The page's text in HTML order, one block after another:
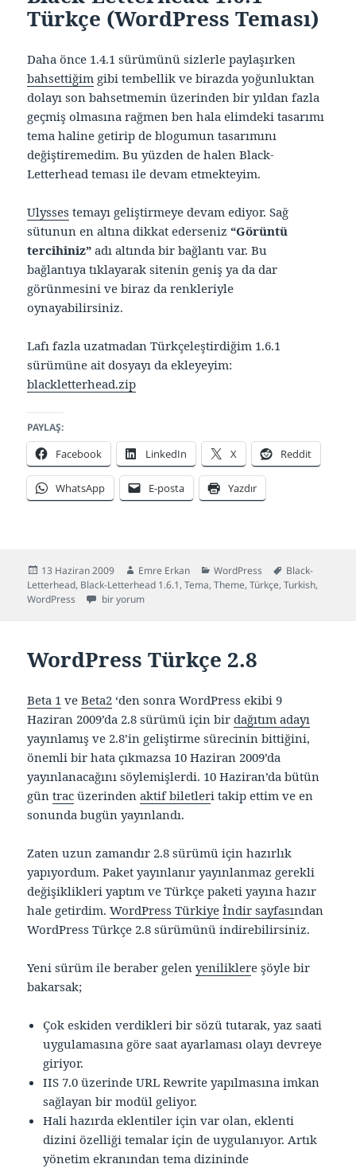
Türkçe (WordPress Teması)
Daha önce 1.4.1 sürümünü sizlerle paylaşırken
bahsettiğim gibi tembellik ve birazda yoğunluktan
dolayı son bahsetmemin üzerinden bir yıldan fazla
geçmiş olmasına rağmen ben hala elimdeki tasarımı
tema haline getirip de blogumun tasarımını
değiştiremedim. Bu yüzden de halen Black-
Letterhead teması ile devam etmekteyim.
Ulysses temayı geliştirmeye devam ediyor. Sağ
sütunun en altına dikkat ederseniz“Görüntü
tercihiniz” adı altında bir bağlantı var. Bu
bağlantıya tıklayarak sitenin geniş ya da dar
görünmesini ve biraz da renkleriyle
oynayabilirsiniz.
Lafı fazla uzatmadan Türkçeleştirdiğim 1.6.1
sürümüne ait dosyayı da ekleyeyim:
blackletterhead.zip
PAYLAŞ:
Facebook LinkedIn X Reddit
WhatsApp E-posta Yazdır
Yayın
tarihi
13 Haziran 2009 Yazar
Emre Erkan Kategoriler
WordPress Etiketler
Black-
Letterhead, Black-Letterhead 1.6.1,Tema,Theme,Türkçe,Turkish,
WordPress
Black-Letterhead 1.6.1 Türkçe (WordPress Teması) için
bir yorum
WordPress Türkçe 2.8
Beta 1 veBeta2 ‘den sonra WordPress ekibi 9
Haziran 2009’da 2.8 sürümü için birdağıtım adayı
yayınlamış ve 2.8’in geliştirme sürecinin bittiğini,
önemli bir hata çıkmazsa 10 Haziran 2009’da
yayınlanacağını söylemişlerdi. 10 Haziran’da bütün
güntrac üzerindenaktif biletleri takip ettim ve en
sonunda bugün yayınlandı.
Zaten uzun zamandır 2.8 sürümü için hazırlık
yapıyordum. Paket yayınlanır yayınlanmaz gerekli
değişiklikleri yaptım ve Türkçe paketi yayına hazır
hale getirdim.WordPress Türkiye İndir sayfasından
WordPress Türkçe 2.8 sürümünü indirebilirsiniz.
Yeni sürüm ile beraber gelenyeniliklere şöyle bir
bakarsak;
Çok eskiden verdikleri bir sözü tutarak, yaz saati
uygulamasına göre saat ayarlaması olayı devreye
giriyor.
IIS 7.0 üzerinde URL Rewrite yapılmasına imkan
sağlayan bir modül geliyor.
Hali hazırda eklentiler için var olan, eklenti
dizini özelliği temalar için de uygulanıyor. Artık
yönetim ekranından tema dizininde